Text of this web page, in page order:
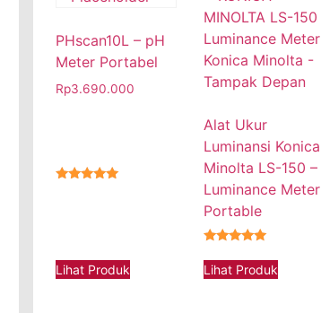
PHscan10L – pH
Meter Portabel
Rp3.690.000
Lihat Produk
Alat Ukur
Luminansi Konica
Minolta LS-150 –
Luminance Meter
Portable
Lihat Produk